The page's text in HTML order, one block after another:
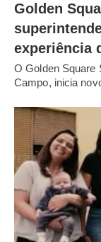
Golden
experiência
O Golden Square
Campo, inicia